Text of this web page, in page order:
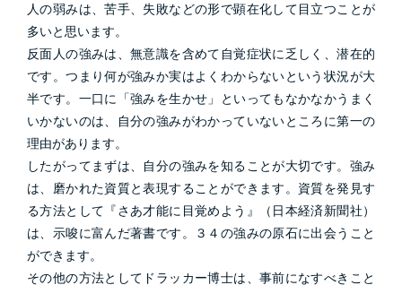
人の弱みは、苦手、失敗などの形で顕在化して目立つことが
多いと思います。
反面人の強みは、無意識を含めて自覚症状に乏しく、潜在的
です。つまり何が強みか実はよくわからないという状況が大
半です。一口に「強みを生かせ」といってもなかなかうまく
いかないのは、自分の強みがわかっていないところに第一の
理由があります。
したがってまずは、自分の強みを知ることが大切です。強み
は、磨かれた資質と表現することができます。資質を発見す
る方法として『さあ才能に目覚めよう』（日本経済新聞社）
は、示唆に富んだ著書です。３４の強みの原石に出会うこと
ができます。
その他の方法としてドラッカー博士は、事前になすべきこと